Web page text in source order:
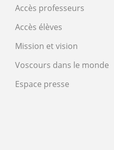
Accès professeurs
Accès élèves
Mission et vision
Voscours dans le monde
Espace presse